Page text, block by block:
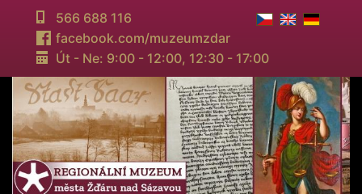
566 688 116
facebook.com/muzeumzdar
Út - Ne: 9:00 - 12:00, 12:30 - 17:00